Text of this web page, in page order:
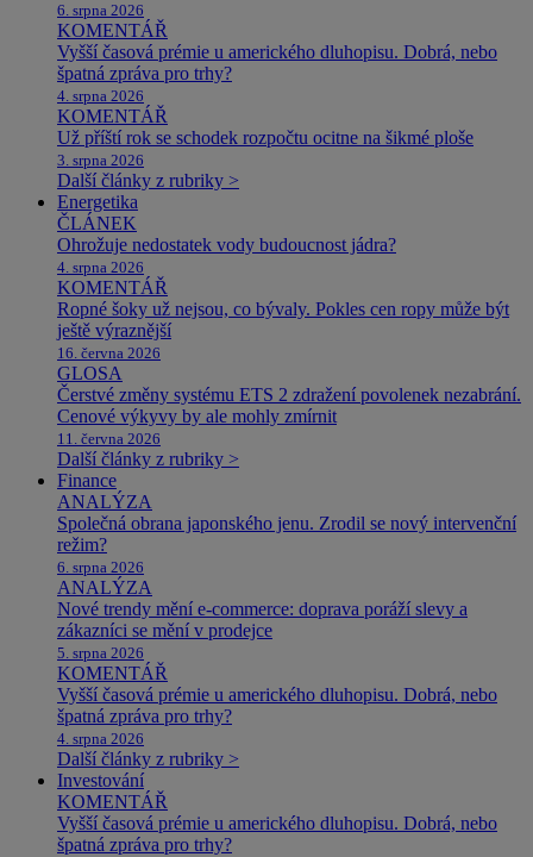
6. srpna 2026
KOMENTÁŘ
Vyšší časová prémie u amerického dluhopisu. Dobrá, nebo
špatná zpráva pro trhy?
4. srpna 2026
KOMENTÁŘ
Už příští rok se schodek rozpočtu ocitne na šikmé ploše
3. srpna 2026
Další články z rubriky >
Energetika
ČLÁNEK
Ohrožuje nedostatek vody budoucnost jádra?
4. srpna 2026
KOMENTÁŘ
Ropné šoky už nejsou, co bývaly. Pokles cen ropy může být
ještě výraznější
16. června 2026
GLOSA
Čerstvé změny systému ETS 2 zdražení povolenek nezabrání.
Cenové výkyvy by ale mohly zmírnit
11. června 2026
Další články z rubriky >
Finance
ANALÝZA
Společná obrana japonského jenu. Zrodil se nový intervenční
režim?
6. srpna 2026
ANALÝZA
Nové trendy mění e-commerce: doprava poráží slevy a
zákazníci se mění v prodejce
5. srpna 2026
KOMENTÁŘ
Vyšší časová prémie u amerického dluhopisu. Dobrá, nebo
špatná zpráva pro trhy?
4. srpna 2026
Další články z rubriky >
Investování
KOMENTÁŘ
Vyšší časová prémie u amerického dluhopisu. Dobrá, nebo
špatná zpráva pro trhy?